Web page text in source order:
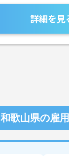
詳細を見
和歌山県の雇